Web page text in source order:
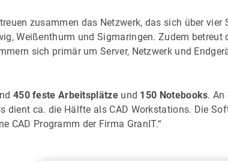
zusammen das Netzwerk, das sich über
Weißenthurm und Sigmaringen. Zudem
sich primär um Server, Netzwerk und
450 feste Arbeitsplätzeund 150 Notebooks. An
dient ca. die Hälfte als CAD Workstations. Die
CAD Programm der Firma GranIT.“